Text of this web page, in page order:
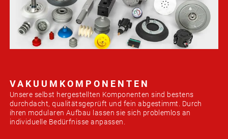
VAKUUMKOMPONENTEN
Unsere selbst hergestellten Komponenten sind bestens
durchdacht, qualitätsgeprüft und fein abgestimmt. Durch
ihren modularen Aufbau lassen sie sich problemlos an
individuelle Bedürfnisse anpassen.
AGB